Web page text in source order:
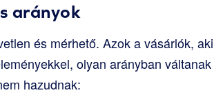
arányok
és mérhető. Azok a vásárlók,
olyan arányban
hazudnak: